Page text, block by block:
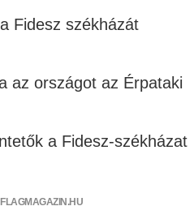
Fidesz székházát
az országot az Érpataki
a Fidesz-székházat
FLAGMAGAZIN.HU